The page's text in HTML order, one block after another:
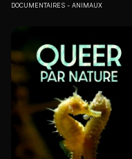
DOCUMENTAIRES ANIMAUX